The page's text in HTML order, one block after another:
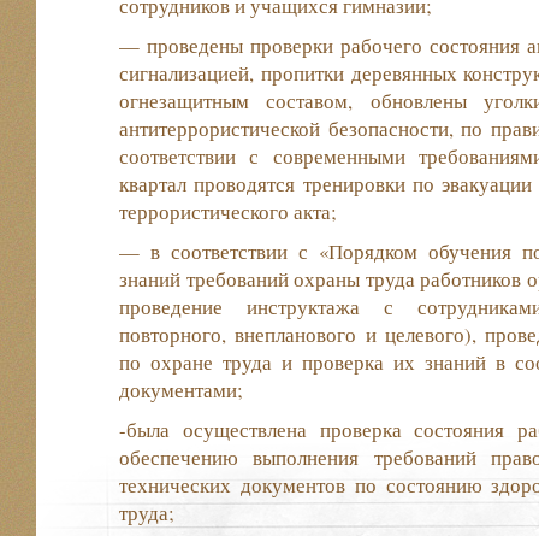
— проведены проверки рабочего
сигнализацией, пропитки деревянных
огнезащитным составом, обновлены
антитеррористической безопасности, по
соответствии с современными
квартал проводятся тренировки по
террористического акта;
— в соответствии с «Порядком обучения
знаний требований охраны труда работников
проведение инструктажа с
повторного, внепланового и целевого),
по охране труда и проверка их знаний в
документами;
-была осуществлена проверка состояния
обеспечению выполнения требований
технических документов по состоянию
труда;